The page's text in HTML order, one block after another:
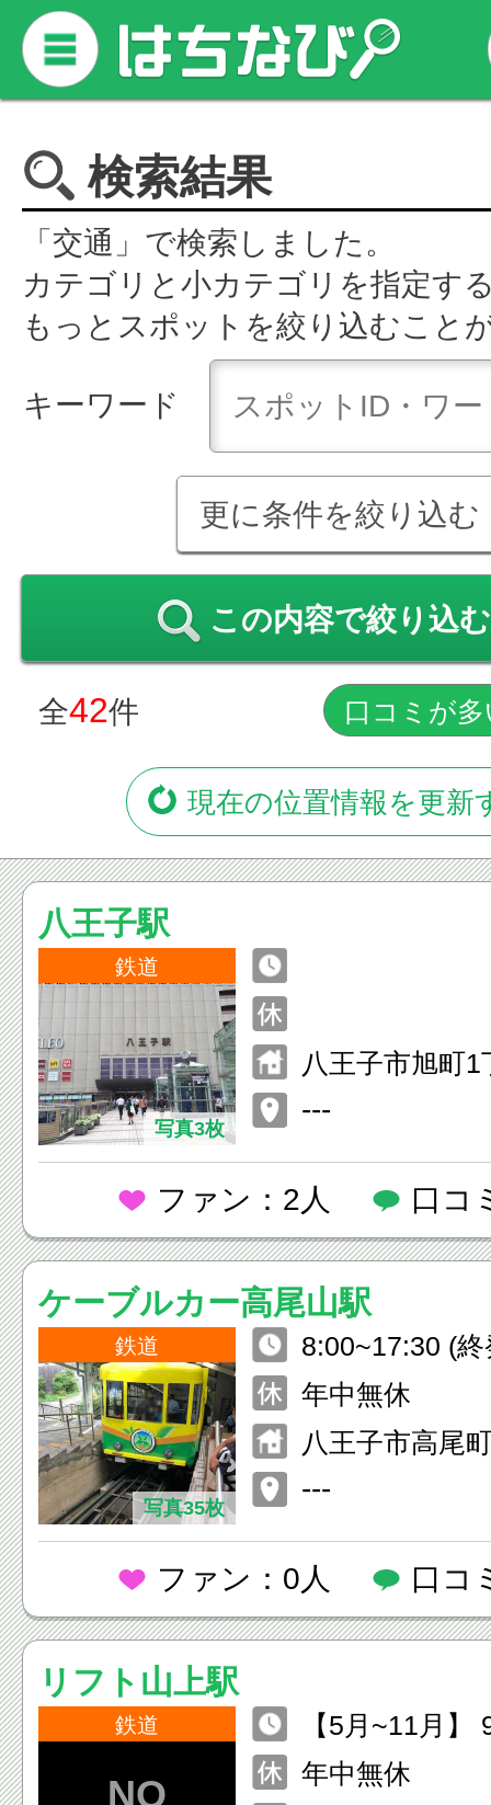
検索結果
「交通」で検索しました。
カテゴリと小カテゴリを指定す
もっとスポットを絞り込むこと
キーワード
更に条件を絞り込む
この内容で絞り込む
全42件
現在の位置情報を更新
八王子駅
鉄道
写真3枚
八王子市旭町1
---
ファン：2人 口コ
ケーブルカー高尾山駅
鉄道
写真35枚
8:00~17:30 (
ズン毎に変動)
年中無休
八王子市高尾
---
ファン：0人 口コ
リフト山上駅
鉄道
【5月~11月】
【12月~4月】
年中無休